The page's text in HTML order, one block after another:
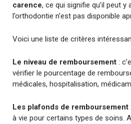
carence, ce qui signifie qu’il peut
l’orthodontie n’est pas disponible
Voici une liste de critères
Le niveau de remboursement :
vérifier le pourcentage de
médicales, hospitalisation,
Les plafonds de remboursement
à vie pour certains types de soins.